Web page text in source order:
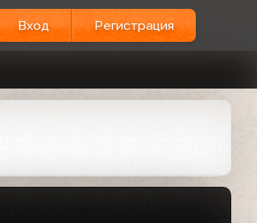
Вход Регистрация
Анонс программы "Страна и мир"
Анонсы (НТВ, 18.03.2003) "Лига